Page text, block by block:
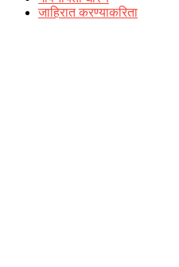
जाहिरात करण्याकरिता